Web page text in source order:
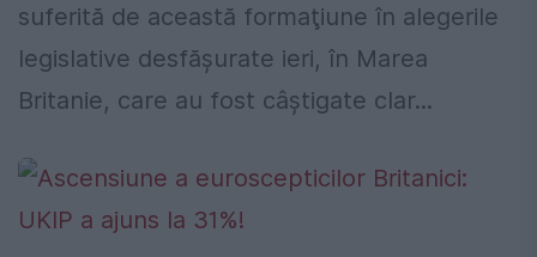
suferită de această formaţiune în alegerile
legislative desfăşurate ieri, în Marea
Britanie, care au fost câştigate clar...